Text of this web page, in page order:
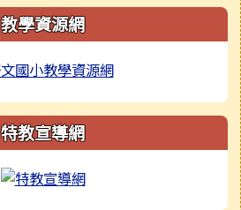
教學資源網
特教宣導網